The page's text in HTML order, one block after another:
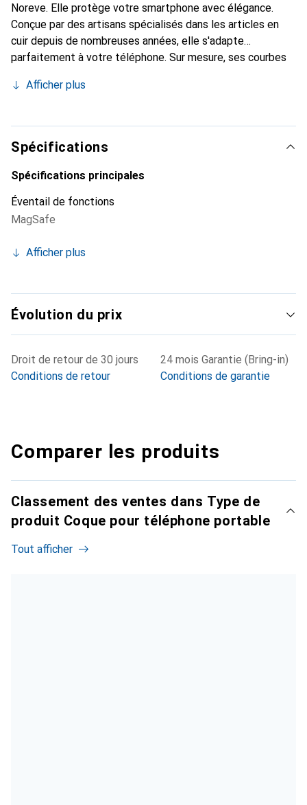
Noreve. Elle protège votre smartphone avec élégance.
Conçue par des artisans spécialisés dans les articles en
cuir depuis de nombreuses années, elle s'adapte
parfaitement à votre téléphone. Sur mesure, ses courbes
devient l'accessoire chic et indispensable pour votre
produits de haute qualité, la marque Noreve est un choix
sûr pour une clientèle exigeante.
Afficher plus
Spécifications
Spécifications principales
Éventail de fonctions
MagSafe
Afficher plus
Évolution du prix
Droit de retour de 30 jours
Conditions de retour
24 mois Garantie (Bring-in)
Conditions de garantie
Comparer les produits
Classement des ventes dans Type de
produit Coque pour téléphone portable
Tout afficher